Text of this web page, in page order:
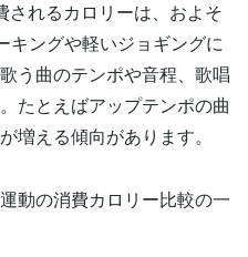
されるカロリーは、およそ
キングや軽いジョギングに
う曲のテンポや音程、歌唱
たとえばアップテンポの曲
増える傾向があります。
動の消費カロリー比較の一